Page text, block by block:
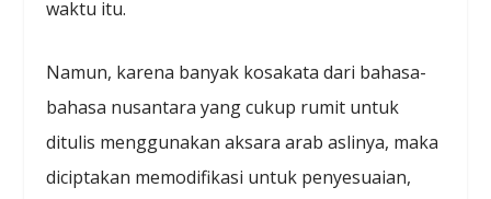
waktu itu.
Namun, karena banyak kosakata dari bahasa-
bahasa nusantara yang cukup rumit untuk
ditulis menggunakan aksara arab aslinya, maka
diciptakan memodifikasi untuk penyesuaian,